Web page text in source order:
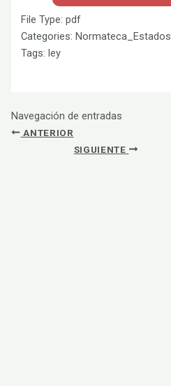
File Type:pdf
Categories:Normateca_Estados
Tags:ley
Navegación de entradas
ANTERIOR
SIGUIENTE